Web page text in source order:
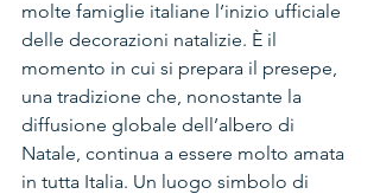
molte famiglie italiane l’inizio ufficiale
delle decorazioni natalizie. È il
momento in cui si prepara il presepe,
una tradizione che, nonostante la
diffusione globale dell’albero di
Natale, continua a essere molto amata
in tutta Italia. Un luogo simbolo di